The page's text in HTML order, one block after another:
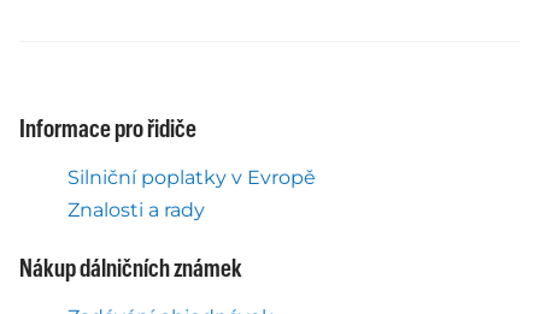
Informace pro řidiče
Silniční poplatky v Evropě
Znalosti a rady
Nákup dálničních známek